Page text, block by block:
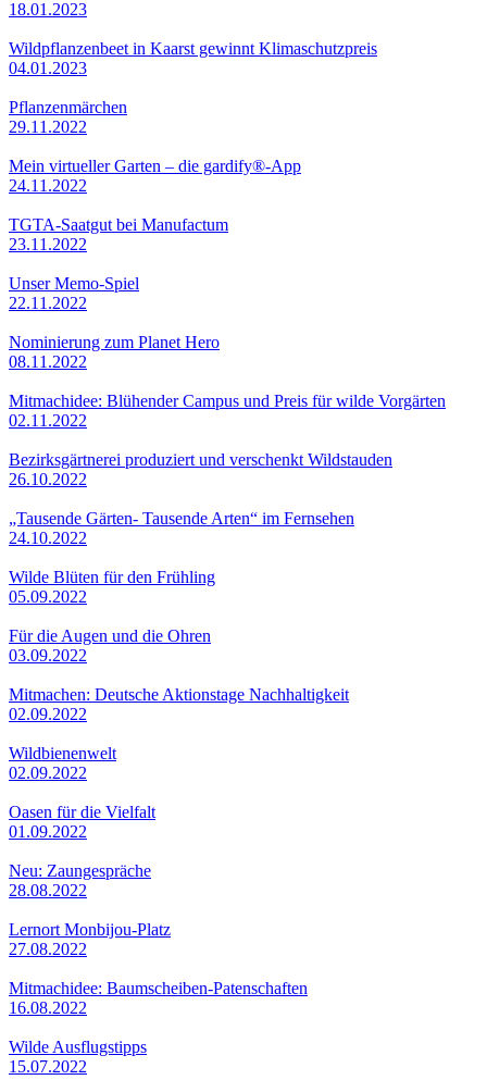
18.01.2023
Wildpflanzenbeet in Kaarst gewinnt Klimaschutzpreis
04.01.2023
Pflanzenmärchen
29.11.2022
Mein virtueller Garten – die gardify®-App
24.11.2022
TGTA-Saatgut bei Manufactum
23.11.2022
Unser Memo-Spiel
22.11.2022
Nominierung zum Planet Hero
08.11.2022
Mitmachidee: Blühender Campus und Preis für wilde Vorgärten
02.11.2022
Bezirksgärtnerei produziert und verschenkt Wildstauden
26.10.2022
„Tausende Gärten- Tausende Arten“ im Fernsehen
24.10.2022
Wilde Blüten für den Frühling
05.09.2022
Für die Augen und die Ohren
03.09.2022
Mitmachen: Deutsche Aktionstage Nachhaltigkeit
02.09.2022
Wildbienenwelt
02.09.2022
Oasen für die Vielfalt
01.09.2022
Neu: Zaungespräche
28.08.2022
Lernort Monbijou-Platz
27.08.2022
Mitmachidee: Baumscheiben-Patenschaften
16.08.2022
Wilde Ausflugstipps
15.07.2022